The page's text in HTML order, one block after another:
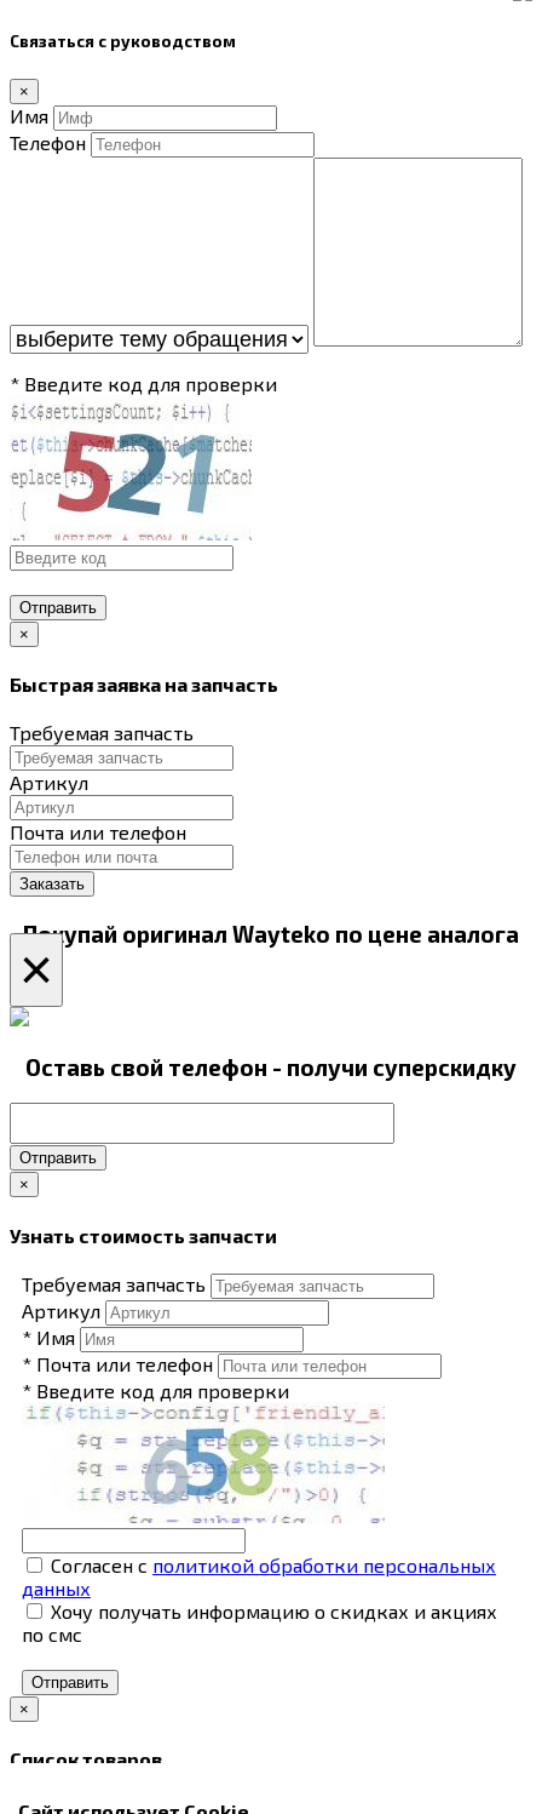
Связаться с руководством
×
Имя
Телефон
* Введите код для проверки
Отправить
×
Быстрая заявка на запчасть
Требуемая запчасть
Артикул
Почта или телефон
Покупай оригинал Wayteko по цене аналога
×
Оставь свой телефон - получи суперскидку
Отправить
×
Узнать стоимость запчасти
Требуемая запчасть
Артикул
* Имя
* Почта или телефон
* Введите код для проверки
Согласен с политикой обработки персональных
данных
Хочу получать информацию о скидках и акциях
по смс
Отправить
×
Список товаров
Закрыть В корзину